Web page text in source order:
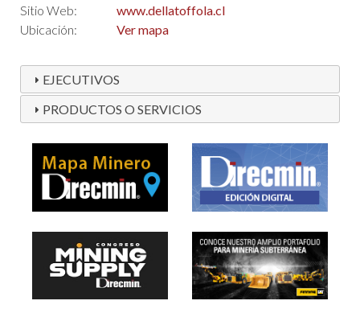
Sitio Web:
www.dellatoffola.cl
Ubicación:
Ver mapa
EJECUTIVOS
PRODUCTOS O SERVICIOS